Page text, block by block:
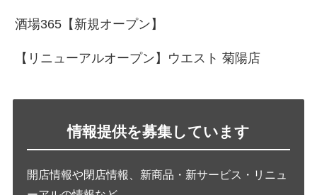
酒場365【新規オープン】
【リニューアルオープン】ウエスト 菊陽店
情報提供を募集しています
開店情報や閉店情報、新商品・新サービス・リニュ